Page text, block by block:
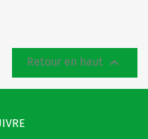
Retour en haut 